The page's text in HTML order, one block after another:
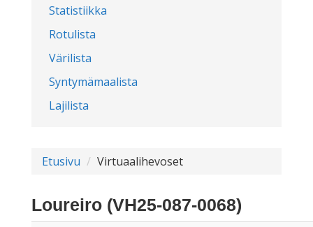
Statistiikka
Rotulista
Värilista
Syntymämaalista
Lajilista
Etusivu Virtuaalihevoset
Loureiro (VH25-087-0068)